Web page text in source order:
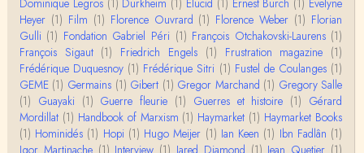
emble pas être le bon angle de discussion – …
Christophe Darmangeat
Évidemment, de toute façon c'est toujours de ma f
aute. ;-)
Damian
Merci de ta réponse ! Pour les pénis, c'est de cell
es qu'on écarte, car dans une société pat…
Heyer (1) Film (1) Florence Ouvrard (1) Florence Weber (1) Florian
Gulli (1) Fondation Gabriel Péri (1) François Otchakovski-Laurens (1)
François Sigaut (1) Friedrich Engels (1) Frustration magazine (1)
Frédérique Duquesnoy (1) Frédérique Sitri (1) Fustel de Coulanges (1)
GEME (1) Germains (1) Gibert (1) Gregor Marchand (1) Gregory Salle
(1) Guayaki (1) Guerre fleurie (1) Guerres et histoire (1) Gérard
Mordillat (1) Handbook of Marxism (1) Haymarket (1) Haymarket Books
(1) Hominidés (1) Hopi (1) Hugo Meijer (1) Ian Keen (1) Ibn Fadlân (1)
Igor Martinache (1) Interview (1) Jared Diamond (1) Jean Quetier (1)